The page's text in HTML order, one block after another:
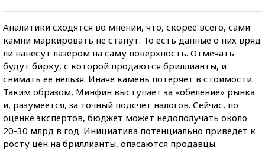
Аналитики сходятся во мнении, что, скорее всего, сами
камни маркировать не станут. То есть данные о них вряд
ли нанесут лазером на саму поверхность. Отмечать
будут бирку, с которой продаются бриллианты, и
снимать ее нельзя. Иначе камень потеряет в стоимости.
Таким образом, Минфин выступает за «обеление» рынка
и, разумеется, за точный подсчет налогов. Сейчас, по
оценке экспертов, бюджет может недополучать около
20-30 млрд в год. Инициатива потенциально приведет к
росту цен на бриллианты, опасаются продавцы.